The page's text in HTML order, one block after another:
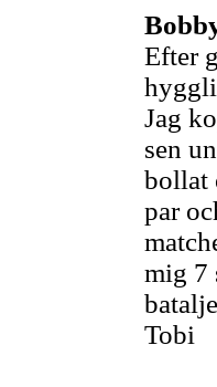
Efter
Jag
sen
bollat
par
mig 7
Tobi